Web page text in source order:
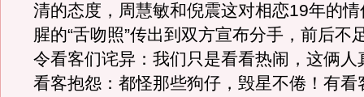
清的态度，周慧敏和倪震这对相恋19年的
腥的“舌吻照”传出到双方宣布分手，前后不
令看客们诧异：我们只是看看热闹，这俩人
看客抱怨：都怪那些狗仔，毁星不倦！有看